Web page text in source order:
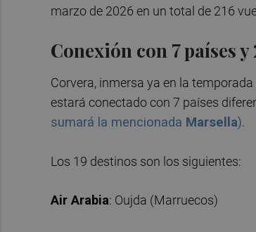
marzo de 2026 en un total de 216
Conexión con 7 países
Corvera, inmersa ya en la
estará conectado con 7 países
sumará la mencionada Marsella).
Los 19 destinos son los siguientes:
Air Arabia: Oujda (Marruecos)